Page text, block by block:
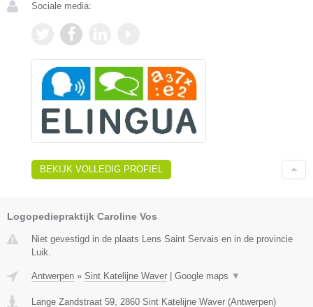
Sociale media:
BEKIJK VOLLEDIG PROFIEL
Logopediepraktijk Caroline Vos
Niet gevestigd in de plaats Lens Saint Servais en in de provincie
Luik.
Antwerpen » Sint Katelijne Waver Google maps ▼
Lange Zandstraat 59, 2860 Sint Katelijne Waver (Antwerpen)